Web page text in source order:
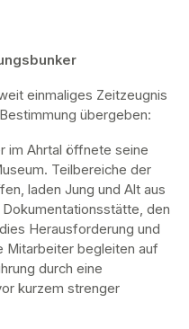
einmaliges Zeitzeugnis
übergeben:
im Ahrtal öffnete seine
Teilbereiche der
laden Jung und Alt aus
den
Herausforderung und
Mitarbeiter begleiten auf
durch eine
kurzem strenger